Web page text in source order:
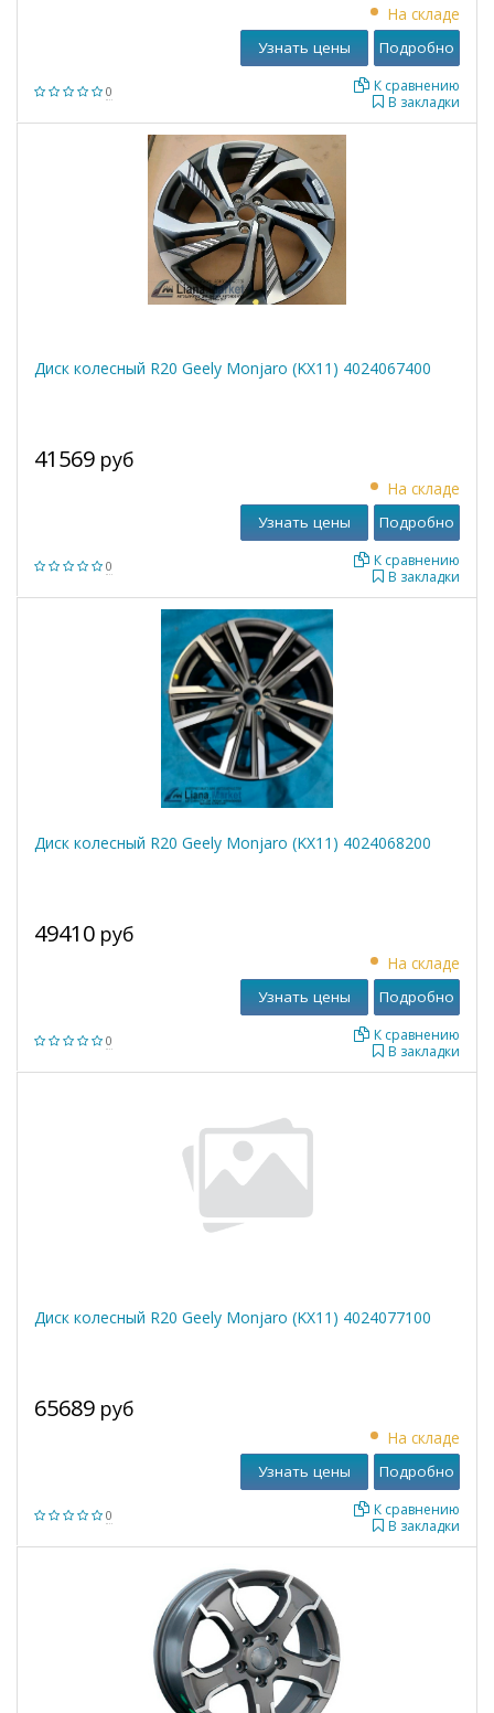
0
На складе
В закладки
К сравнению
Узнать цены Подробно
Диск колесный R20 Geely Monjaro (KX11) 4024067400
0
41569 руб
На складе
В закладки
К сравнению
Узнать цены Подробно
Диск колесный R20 Geely Monjaro (KX11) 4024068200
0
49410 руб
На складе
В закладки
К сравнению
Узнать цены Подробно
Диск колесный R20 Geely Monjaro (KX11) 4024077100
0
65689 руб
На складе
В закладки
К сравнению
Узнать цены Подробно